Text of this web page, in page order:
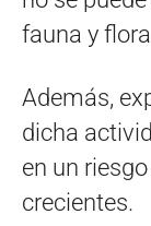
fauna y
Además,
dicha
en un
crecientes.